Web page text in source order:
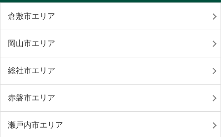
倉敷市エリア
岡山市エリア
総社市エリア
赤磐市エリア
瀬戸内市エリア